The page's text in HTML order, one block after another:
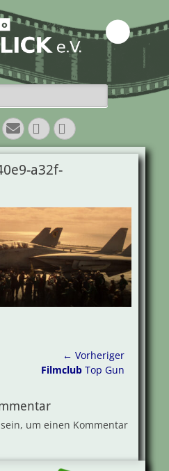
Programmkino
Lichtblick e.V.
E-
Mail
VimeoInstagram
a32f-
← Vorheriger
VorherigerFilmclub Top Gun
sein, um einen Kommentar